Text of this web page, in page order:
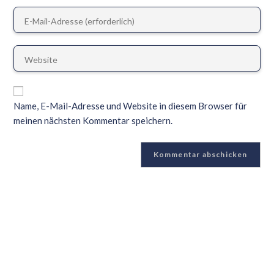
Name, E-Mail-Adresse und Website in diesem Browser für
meinen nächsten Kommentar speichern.